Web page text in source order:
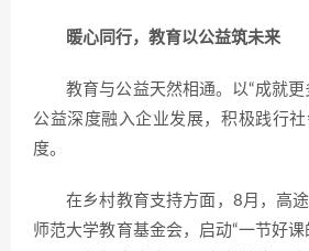
暖心同行，教育以公益筑未来
教育与公益天然相通。以“成就
公益深度融入企业发展，积极践行
度。
在乡村教育支持方面，8月，高
师范大学教育基金会，启动“一节好